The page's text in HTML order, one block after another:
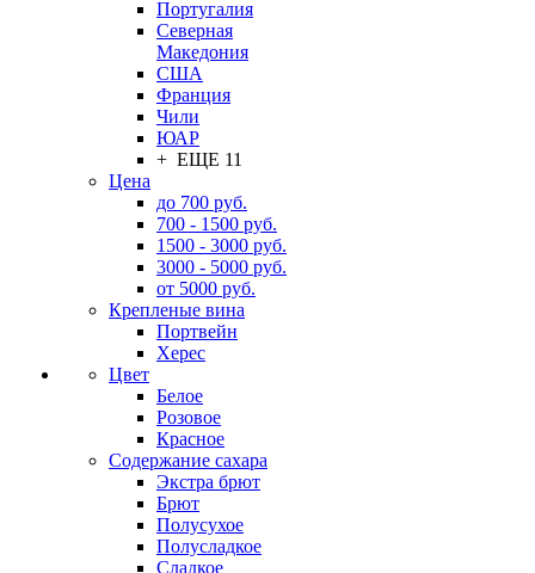
Португалия
Северная
Македония
США
Франция
Чили
ЮАР
+ ЕЩЕ 11
Цена
до 700 руб.
700 - 1500 руб.
1500 - 3000 руб.
3000 - 5000 руб.
от 5000 руб.
Крепленые вина
Портвейн
Херес
Цвет
Белое
Розовое
Красное
Содержание сахара
Экстра брют
Брют
Полусухое
Полусладкое
Сладкое